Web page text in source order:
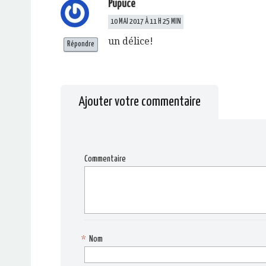
Pupuce
10 MAI 2017 À 11 H 25 MIN
un délice!
Répondre
Ajouter votre commentaire
Commentaire
Nom
*